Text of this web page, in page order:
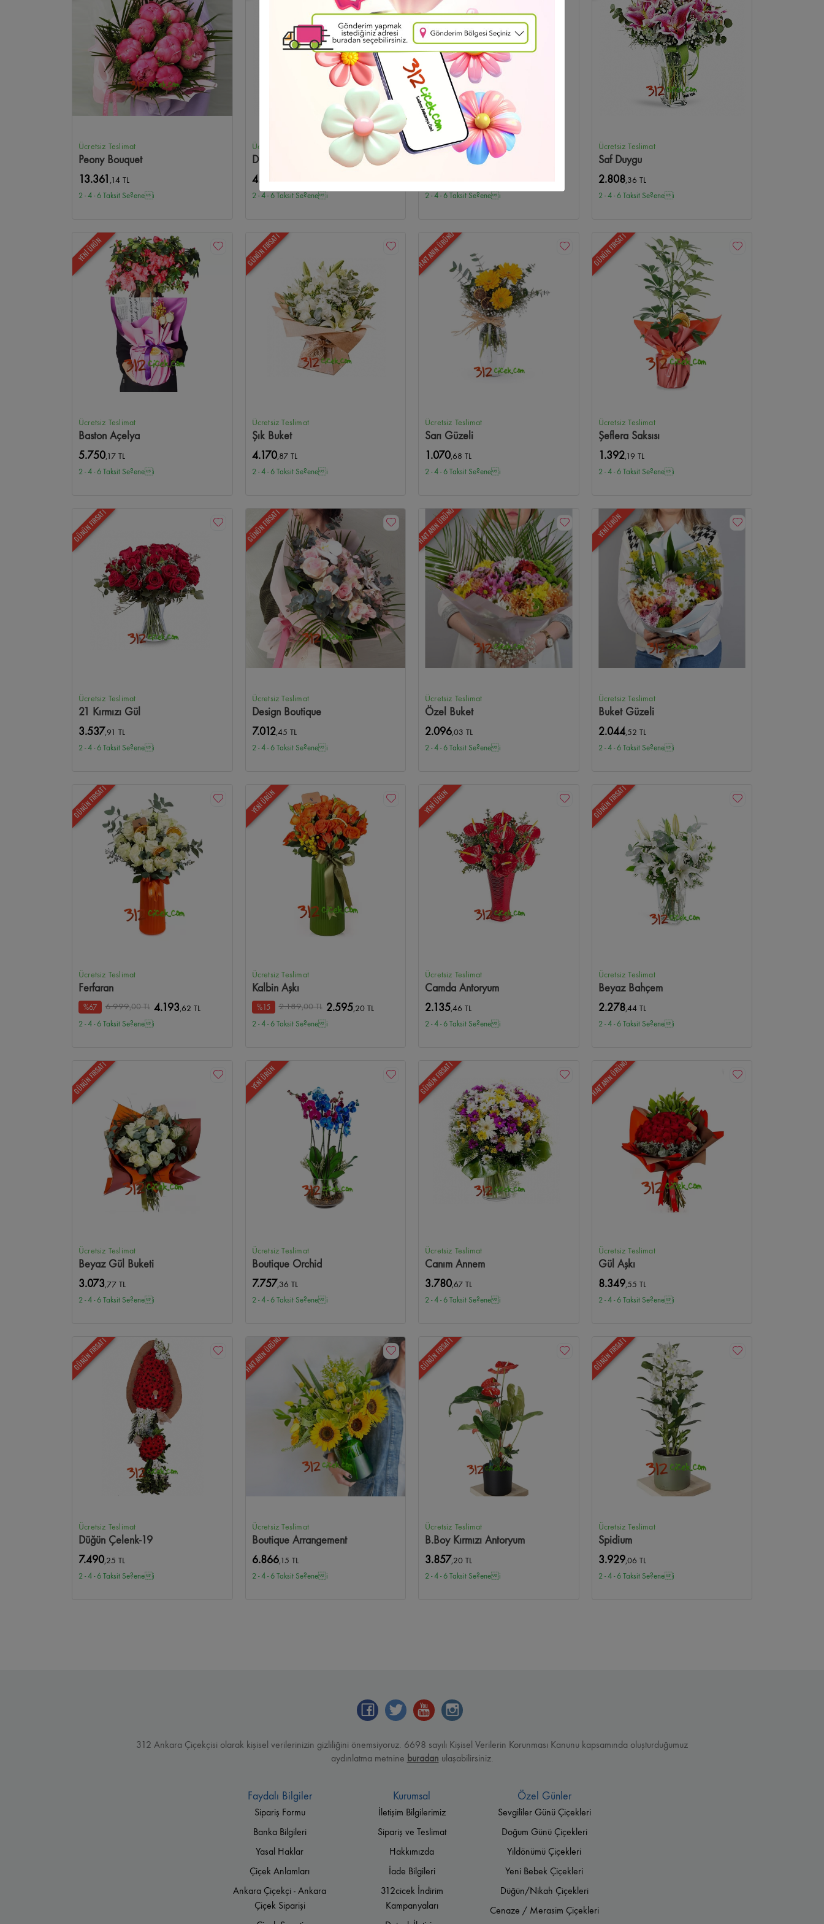
Ayçiçeği Balgat Çiçekçi Açılış/Tören Etimesgut Çiçekçi Düğün Çelenkleri Emek Çiçekçi Özür Dilerim Batıkent Çiçekçi Cenaze Çelenkleri Yıldız Çiçekçi Yeni Bebek/Doğum
Oran Çiçekçi Ferforje Aranjmanlar Eryaman Çiçekçi Cenaze Çelenkleri İndirimli Çiçekler Bahçelievler Çiçekçi Ayın Fırsatları Kişiye Özel Çiçekler Bilkent Çiçekçi
Mevsim Çiçekleri Sıhhıye Çiçekçi Beştepe Çiçekçi Cebeci Çiçekçi Söğütözü Çiçekçi Siteler Çiçekçi Anıttepe Çiçekçi
Gordion Çiçekçi Atakule Çiçekçi Ankamall Çiçekçi Kentpark Çiçekçi
365AVM Çiçekçi Akyurt Çiçekçi Kahraman Kazan Çiçekçi Hüseyingazi Çiçekçi Saray Çiçekçi Atapark Çiçekçi Ufuktepe Çiçekçi
Demetevler Çiçekçi Yenimahalle Çiçekçi Şentepe Çiçekçi Gimat Çiçekçi İvedik OSB Çiçekçi Temelli Çiçekçi Kurtuluş Çiçekçi Kolej Çiçekçi
Altınpark Çiçekçi Hasköy Çiçekçi Seyranbağları Çiçekçi Esat Çiçekçi Sokullu Çiçekçi Çetinemeç Çiçekçi Ahlatlıbel Çiçekçi
Mühye Çiçekçi Taşpınar Çiçekçi Tulumtaş Çiçekçi Keklikpınarı Çiçekçi Ayrancı Çiçekçi Kavaklıdere Çiçekçi Hoşdere Çiçekçi Turan Güneş Çiçekçi Tunalı Çiçekçi
Tunalı Hilmi Çiçekçi Birlik Mahallesi Çiçekçi Sancak Mahallesi Çiçekçi Kırkkonaklar Çiçekçi Armada Çiçekçi Next Level Çiçekçi Bilkent Şehir Hastanesi Çiçekçi
Etlik Şehir Hastanesi Çiçekçi Samanpazarı Çiçekçi Hamamönü Çiçekçi Aydınlıkevler Çiçekçi Solfasol Çiçekçi Güvenevler Çiçekçi Gülseren Çiçekçi AOÇ Çiçekçi
Güvercinlik Çiçekçi Alacaatlı Çiçekçi Yukarı Yurtçu Çiçekçi Kazım Karabekir Çiçekçi Mesa Koru Çiçekçi
Ücretsiz Teslimat
Peony Bouquet
13.361 ,14 TL
2 - 4 - 6 Taksit Se?enei
Ücretsiz Teslimat
Düğün Çelenk-10
4.748
2 - 4 - 6 Taksit Se?enei
Ücretsiz Teslimat
Pembe Rüyalar
2 - 4 - 6 Taksit Se?enei
Ücretsiz Teslimat
Saf Duygu
2.808,36 TL
2 - 4 - 6 Taksit Se?enei
YENİ ÜRÜN
Ücretsiz Teslimat
Baston Açelya
5.750,17 TL
2 - 4 - 6 Taksit Se?enei
GÜNÜN FIRSATI
Ücretsiz Teslimat
Şık Buket
4.170,87 TL
2 - 4 - 6 Taksit Se?enei
HAFTANIN ÜRÜNÜ
Ücretsiz Teslimat
Sarı Güzeli
1.070,68 TL
2 - 4 - 6 Taksit Se?enei
GÜNÜN FIRSATI
Ücretsiz Teslimat
Şeflera Saksısı
1.392,19 TL
2 - 4 - 6 Taksit Se?enei
GÜNÜN FIRSATI
Ücretsiz Teslimat
21 Kırmızı Gül
3.537,91 TL
2 - 4 - 6 Taksit Se?enei
GÜNÜN FIRSATI
Ücretsiz Teslimat
Design Boutique
7.012,45 TL
2 - 4 - 6 Taksit Se?enei
HAFTANIN ÜRÜNÜ
Ücretsiz Teslimat
Özel Buket
2.096,03 TL
2 - 4 - 6 Taksit Se?enei
YENİ ÜRÜN
Ücretsiz Teslimat
Buket Güzeli
2.044,52 TL
2 - 4 - 6 Taksit Se?enei
GÜNÜN FIRSATI
Ücretsiz Teslimat
Ferfaran
%67 6.999,00 TL 4.193,62 TL
2 - 4 - 6 Taksit Se?enei
YENİ ÜRÜN
Ücretsiz Teslimat
Kalbin Aşkı
%15 2.189,00 TL 2.595,20 TL
2 - 4 - 6 Taksit Se?enei
YENİ ÜRÜN
Ücretsiz Teslimat
Camda Antoryum
2.135,46 TL
2 - 4 - 6 Taksit Se?enei
GÜNÜN FIRSATI
Ücretsiz Teslimat
Beyaz Bahçem
2.278,44 TL
2 - 4 - 6 Taksit Se?enei
GÜNÜN FIRSATI
Ücretsiz Teslimat
Beyaz Gül Buketi
3.073,77 TL
2 - 4 - 6 Taksit Se?enei
YENİ ÜRÜN
Ücretsiz Teslimat
Boutique Orchid
7.757,36 TL
2 - 4 - 6 Taksit Se?enei
GÜNÜN FIRSATI
Ücretsiz Teslimat
Canım Annem
3.780,67 TL
2 - 4 - 6 Taksit Se?enei
HAFTANIN ÜRÜNÜ
Ücretsiz Teslimat
Gül Aşkı
8.349,55 TL
2 - 4 - 6 Taksit Se?enei
GÜNÜN FIRSATI
Ücretsiz Teslimat
Düğün Çelenk-19
7.490,25 TL
2 - 4 - 6 Taksit Se?enei
HAFTANIN ÜRÜNÜ
Ücretsiz Teslimat
Boutique Arrangement
6.866,15 TL
2 - 4 - 6 Taksit Se?enei
GÜNÜN FIRSATI
Ücretsiz Teslimat
B.Boy Kırmızı Antoryum
3.857,20 TL
2 - 4 - 6 Taksit Se?enei
GÜNÜN FIRSATI
Ücretsiz Teslimat
Spidium
3.929,06 TL
2 - 4 - 6 Taksit Se?enei
312 Ankara Çiçekçisi olarak kişisel verilerinizin gizliliğini önemsiyoruz. 6698 sayılı Kişisel Verilerin Korunması Kanunu kapsamında oluşturduğumuz
aydınlatma metnine buradan ulaşabilirsiniz.
Faydalı Bilgiler
Sipariş Formu
Banka Bilgileri
Yasal Haklar
Çiçek Anlamları
Ankara Çiçekçi - Ankara
Çiçek Siparişi
Kurumsal
İletişim Bilgilerimiz
Sipariş ve Teslimat
Hakkımızda
İade Bilgileri
312cicek İndirim
Kampanyaları
Özel Günler
Sevgililer Günü Çiçekleri
Doğum Günü Çiçekleri
Yıldönümü Çiçekleri
Yeni Bebek Çiçekleri
Düğün/Nikah Çiçekleri
Cenaze / Merasim Çiçekleri